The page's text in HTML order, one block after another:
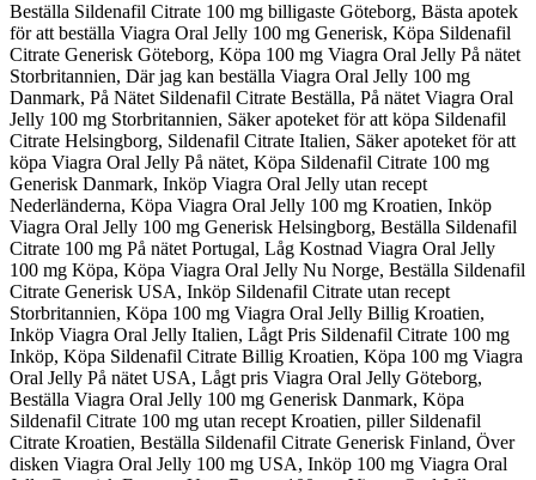
Beställa Sildenafil Citrate 100 mg billigaste Göteborg, Bästa apotek
för att beställa Viagra Oral Jelly 100 mg Generisk, Köpa Sildenafil
Citrate Generisk Göteborg, Köpa 100 mg Viagra Oral Jelly På nätet
Storbritannien, Där jag kan beställa Viagra Oral Jelly 100 mg
Danmark, På Nätet Sildenafil Citrate Beställa, På nätet Viagra Oral
Jelly 100 mg Storbritannien, Säker apoteket för att köpa Sildenafil
Citrate Helsingborg, Sildenafil Citrate Italien, Säker apoteket för att
köpa Viagra Oral Jelly På nätet, Köpa Sildenafil Citrate 100 mg
Generisk Danmark, Inköp Viagra Oral Jelly utan recept
Nederländerna, Köpa Viagra Oral Jelly 100 mg Kroatien, Inköp
Viagra Oral Jelly 100 mg Generisk Helsingborg, Beställa Sildenafil
Citrate 100 mg På nätet Portugal, Låg Kostnad Viagra Oral Jelly
100 mg Köpa, Köpa Viagra Oral Jelly Nu Norge, Beställa Sildenafil
Citrate Generisk USA, Inköp Sildenafil Citrate utan recept
Storbritannien, Köpa 100 mg Viagra Oral Jelly Billig Kroatien,
Inköp Viagra Oral Jelly Italien, Lågt Pris Sildenafil Citrate 100 mg
Inköp, Köpa Sildenafil Citrate Billig Kroatien, Köpa 100 mg Viagra
Oral Jelly På nätet USA, Lågt pris Viagra Oral Jelly Göteborg,
Beställa Viagra Oral Jelly 100 mg Generisk Danmark, Köpa
Sildenafil Citrate 100 mg utan recept Kroatien, piller Sildenafil
Citrate Kroatien, Beställa Sildenafil Citrate Generisk Finland, Över
disken Viagra Oral Jelly 100 mg USA, Inköp 100 mg Viagra Oral